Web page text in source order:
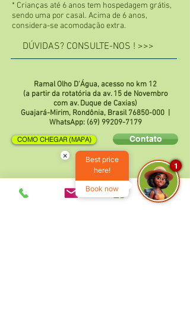
* Crianças até 6 anos tem hospedagem grátis,
sendo uma por casal. Acima de 6 anos,
considera-se acomodação extra.
DÚVIDAS? CONSULTE-NOS ! >>>
Ramal Olho D'Água, acesso no km 12
(a partir da rotatória da av. 15 de Novembro
com av. Duque de Caxias)
Guajará-Mirim, Rondônia, Brasil76850-000
WhatsApp: (69) 99209-7179
Contato
COMO CHEGAR (MAPA)
IR AO PAKAAS COM O GOOGLE MAPS!
×
Best price
here!
Book now
1